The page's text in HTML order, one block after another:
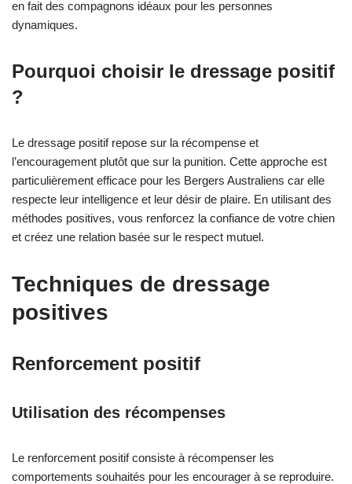
en fait des compagnons idéaux pour les personnes
dynamiques.
Pourquoi choisir le dressage positif
?
Le dressage positif repose sur la récompense et
l’encouragement plutôt que sur la punition. Cette approche est
particulièrement efficace pour les Bergers Australiens car elle
respecte leur intelligence et leur désir de plaire. En utilisant des
méthodes positives, vous renforcez la confiance de votre chien
et créez une relation basée sur le respect mutuel.
Techniques de dressage
positives
Renforcement positif
Utilisation des récompenses
Le renforcement positif consiste à récompenser les
comportements souhaités pour les encourager à se reproduire.